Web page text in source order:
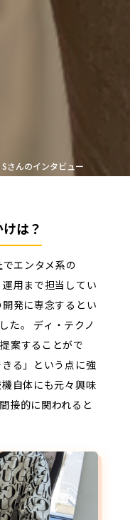
Sさんのインタビュー
は？
エンタメ系の
用まで担当してい
発に専念するとい
た。
ディ・テクノ
案することがで
る」という点に強
自体にも元々興味
接的に関われると